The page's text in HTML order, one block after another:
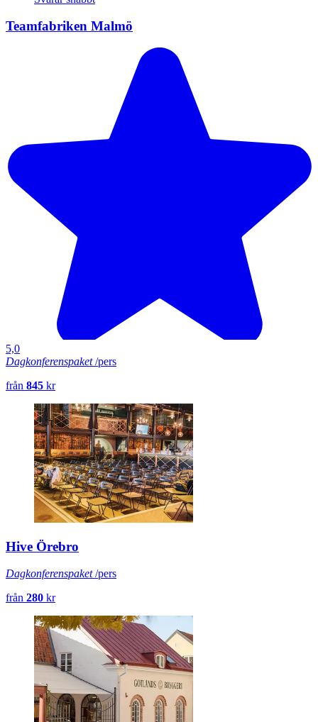
Teamfabriken Malmö
5,0
Dagkonferenspaket/pers
från 845 kr
Hive Örebro
Dagkonferenspaket/pers
från 280 kr